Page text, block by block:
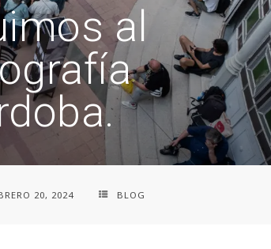
al
20, 2024 BLOG